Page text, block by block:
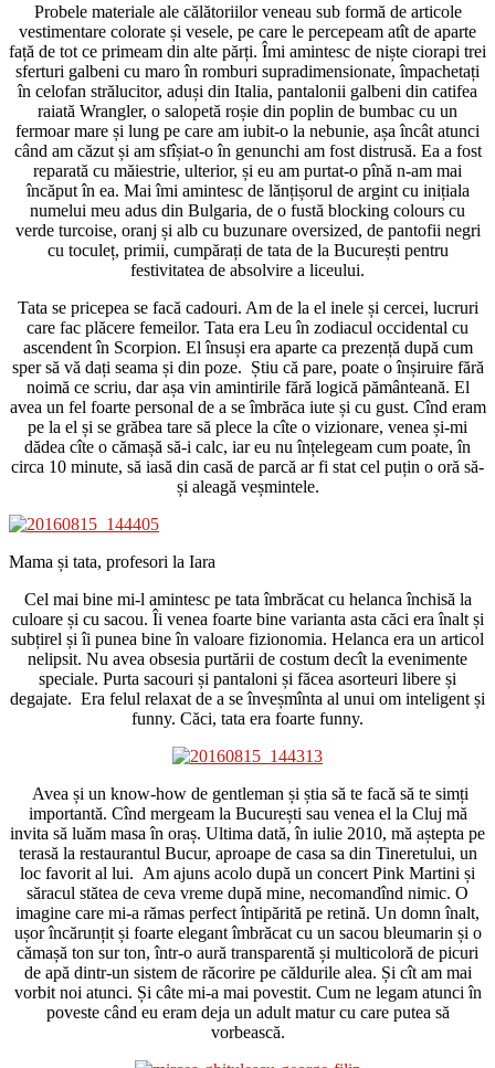
Probele materiale ale călătoriilor veneau sub formă de articole
vestimentare colorate și vesele, pe care le percepeam atît de aparte
față de tot ce primeam din alte părți. Îmi amintesc de niște ciorapi trei
sferturi galbeni cu maro în romburi supradimensionate, împachetați
în celofan strălucitor, aduși din Italia, pantalonii galbeni din catifea
raiată Wrangler, o salopetă roșie din poplin de bumbac cu un
fermoar mare și lung pe care am iubit-o la nebunie, așa încât atunci
când am căzut și am sfîșiat-o în genunchi am fost distrusă. Ea a fost
reparată cu măiestrie, ulterior, și eu am purtat-o pînă n-am mai
încăput în ea. Mai îmi amintesc de lănțișorul de argint cu inițiala
numelui meu adus din Bulgaria, de o fustă blocking colours cu
verde turcoise, oranj și alb cu buzunare oversized, de pantofii negri
cu toculeț, primii, cumpărați de tata de la București pentru
festivitatea de absolvire a liceului.
Tata se pricepea se facă cadouri. Am de la el inele și cercei, lucruri
care fac plăcere femeilor. Tata era Leu în zodiacul occidental cu
ascendent în Scorpion. El însuși era aparte ca prezență după cum
sper să vă dați seama și din poze. Știu că pare, poate o înșiruire fără
noimă ce scriu, dar așa vin amintirile fără logică pământeană. El
avea un fel foarte personal de a se îmbrăca iute și cu gust. Cînd eram
pe la el și se grăbea tare să plece la cîte o vizionare, venea și-mi
dădea cîte o cămașă să-i calc, iar eu nu înțelegeam cum poate, în
circa 10 minute, să iasă din casă de parcă ar fi stat cel puțin o oră să-
și aleagă veșmintele.
Mama și tata, profesori la Iara
Cel mai bine mi-l amintesc pe tata îmbrăcat cu helanca închisă la
culoare și cu sacou. Îi venea foarte bine varianta asta căci era înalt și
subțirel și îi punea bine în valoare fizionomia. Helanca era un articol
nelipsit. Nu avea obsesia purtării de costum decît la evenimente
speciale. Purta sacouri și pantaloni și făcea asorteuri libere și
degajate. Era felul relaxat de a se înveșmînta al unui om inteligent și
funny. Căci, tata era foarte funny.
Avea și un know-how de gentleman și știa să te facă să te simți
importantă. Cînd mergeam la București sau venea el la Cluj mă
invita să luăm masa în oraș. Ultima dată, în iulie 2010, mă aștepta pe
terasă la restaurantul Bucur, aproape de casa sa din Tineretului, un
loc favorit al lui. Am ajuns acolo după un concert Pink Martini și
săracul stătea de ceva vreme după mine, necomandînd nimic. O
imagine care mi-a rămas perfect întipărită pe retină. Un domn înalt,
ușor încărunțit și foarte elegant îmbrăcat cu un sacou bleumarin și o
cămașă ton sur ton, într-o aură transparentă și multicoloră de picuri
de apă dintr-un sistem de răcorire pe căldurile alea. Și cît am mai
vorbit noi atunci. Și câte mi-a mai povestit. Cum ne legam atunci în
poveste când eu eram deja un adult matur cu care putea să
vorbească.